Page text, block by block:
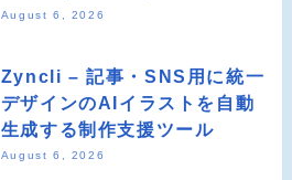
August 6, 2026
Zyncli – 記事・SNS用に統一
デザインのAIイラストを自動
生成する制作支援ツール
August 6, 2026